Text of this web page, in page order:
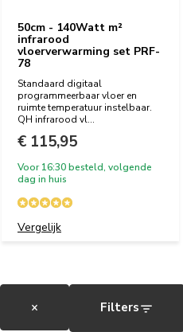
50cm - 140Watt m²
infrarood
vloerverwarming set PRF-
78
Standaard digitaal
programmeerbaar vloer en
ruimte temperatuur instelbaar.
QH infrarood vl...
€ 115,95
Voor 16:30 besteld, volgende
dag in huis
Vergelijk
× Filters